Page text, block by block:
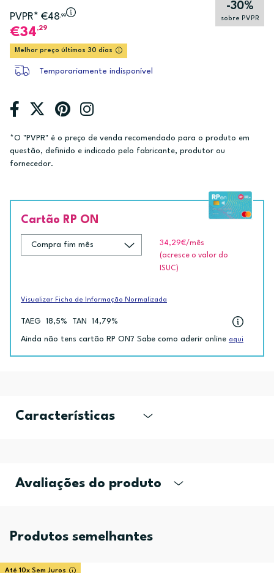
PVPR* €48,99
-30%
sobre PVPR
34,29
Melhor preço últimos 30 dias
Temporariamente indisponível
*O "PVPR" é o preço de venda recomendado para o produto em
questão, definido e indicado pelo fabricante, produtor ou
fornecedor.
Cartão RP ON
34,29€/mês
(acresce o valor do
ISUC)
Visualizar Ficha de Informação Normalizada
TAEG 18,5% TAN 14,79%
Ainda não tens cartão RP ON? Sabe como aderir online aqui
Características
Avaliações do produto
Produtos semelhantes
Até 10x Sem Juros